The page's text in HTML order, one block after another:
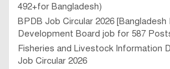
492+for Bangladesh)
BPDB Job Circular 2026 [Bangladesh
Development Board job for 587
Fisheries and Livestock Information
Job Circular 2026